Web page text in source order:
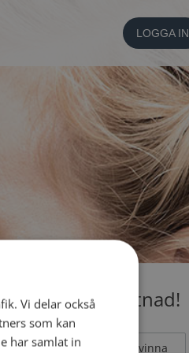
LOGGA IN
utan kostnad!
Man Kvinna
Vi delar också
som kan
har samlat in